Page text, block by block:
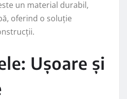
un material durabil,
oferind o soluție
Ușoare și